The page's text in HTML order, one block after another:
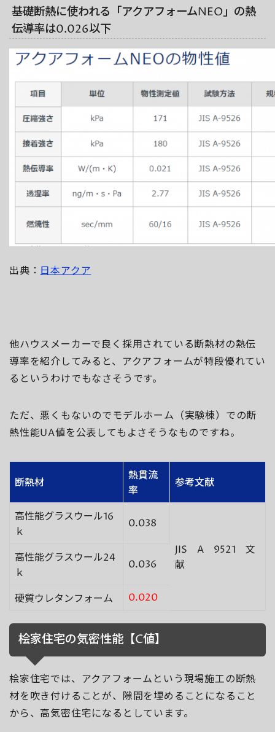
基礎断熱に使われる「アクアフォームNEO」の熱
伝導率は0.026以下
出典： 日本アクア
他ハウスメーカーで良く採用されている断熱材の熱伝
導率を紹介してみると、アクアフォームが特段優れてい
るというわけでもなさそうです。
ただ、悪くもないのでモデルホーム（実験棟）での断
熱性能UA値を公表してもよさそうなものですね。
断熱材
熱貫流
率
参考文献
高性能グラスウール16
ｋ
0.038
JIS A 9521 文
献
高性能グラスウール24
ｋ
0.036
硬質ウレタンフォーム 0.020
桧家住宅の気密性能【C値】
桧家住宅では、アクアフォームという現場施工の断熱
材を吹き付けることが、隙間を埋めることになること
から、高気密住宅になるとしています。